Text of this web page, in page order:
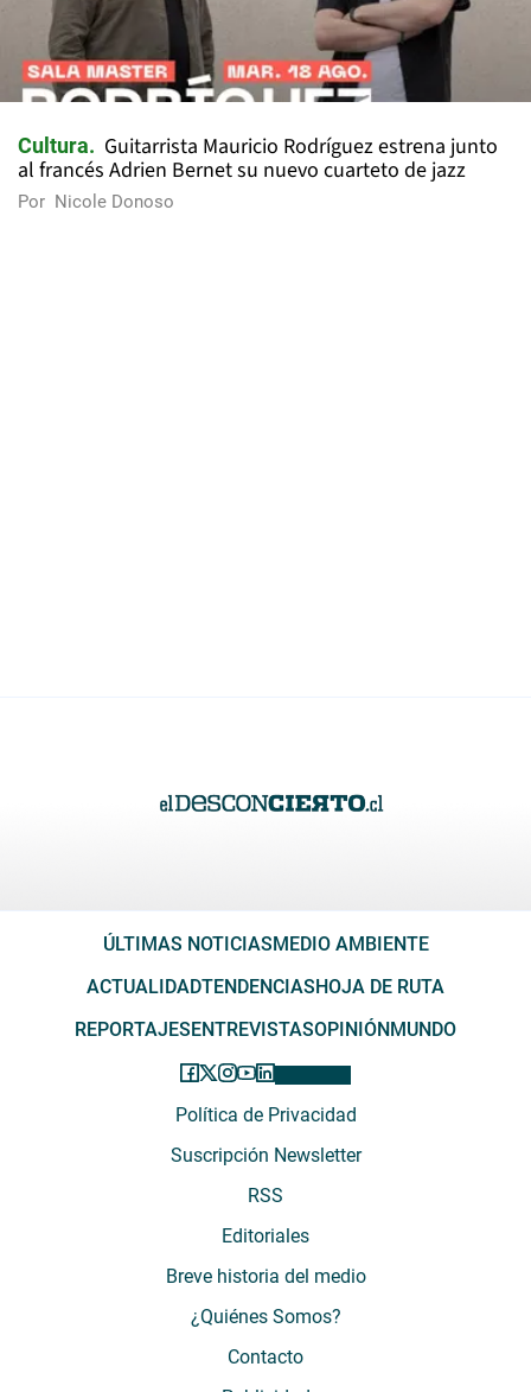
Cultura
Guitarrista Mauricio Rodríguez estrena junto
al francés Adrien Bernet su nuevo cuarteto de jazz
Por Nicole Donoso
ÚLTIMAS NOTICIAS MEDIO AMBIENTE
ACTUALIDADTENDENCIAS HOJA DE RUTA
REPORTAJES ENTREVISTASOPINIÓN MUNDO
Política de Privacidad
Suscripción Newsletter
RSS
Editoriales
Breve historia del medio
¿Quiénes Somos?
Contacto